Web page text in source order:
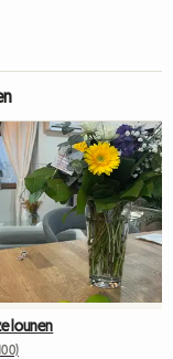
lounen